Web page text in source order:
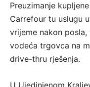
Preuzimanje
Carrefour tu uslugu
vrijeme nakon
vodeća trgovca na
drive-thru rješenja.